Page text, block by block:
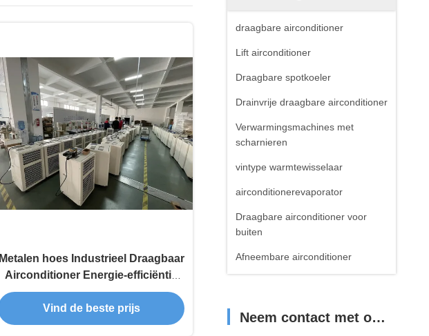
draagbare airconditioner
Lift airconditioner
Draagbare spotkoeler
Drainvrije draagbare airconditioner
Verwarmingsmachines met
scharnieren
vintype warmtewisselaar
airconditionerevaporator
Draagbare airconditioner voor
buiten
Afneembare airconditioner
Neem contact met ons op
Metalen hoes Industrieel Draagbaar
Airconditioner Energie-efficiëntie
Draagbare airconditioning
Vind de beste prijs